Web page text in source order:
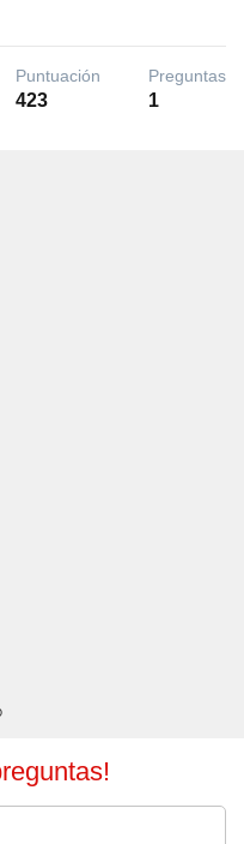
Puntuación
423
Preguntas
1